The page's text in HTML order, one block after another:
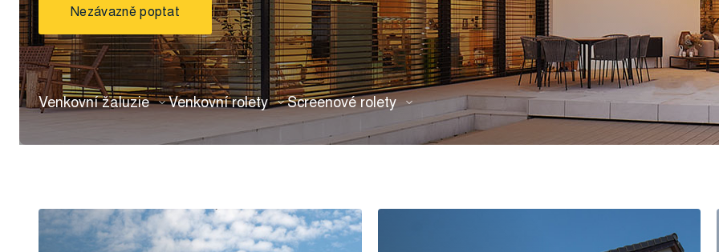
Nezávazně poptat
Venkovní žaluzie Venkovní rolety Screenové rolety